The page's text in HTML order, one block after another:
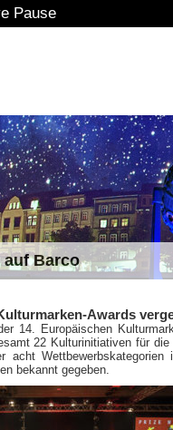
auf Barco
Awards
14. Europäischen
22 Kulturinitiativen für
acht
bekannt gegeben.